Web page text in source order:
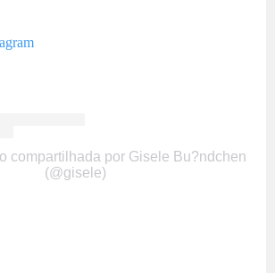
compartilhada por Gisele Bu?ndchen
(@gisele)